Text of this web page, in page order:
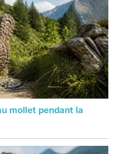
mollet pendant la